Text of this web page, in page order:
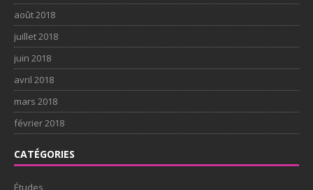
août 2018
juillet 2018
juin 2018
avril 2018
mars 2018
février 2018
CATÉGORIES
Études